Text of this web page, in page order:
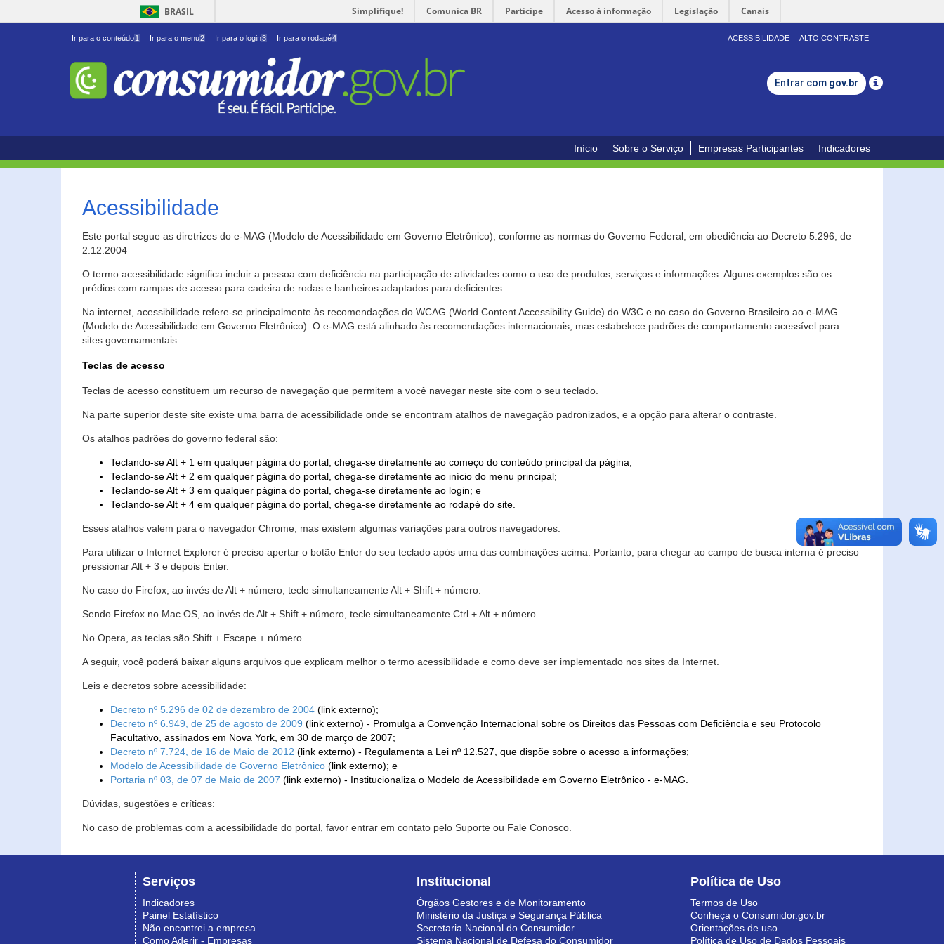
BRASIL Simplifique! Comunica BR Participe Acesso à informação Legislação Canais
Ir para o conteúdo1 Ir para o menu2 Ir para o login3 Ir para o rodapé4 ACESSIBILIDADE ALTO CONTRASTE
Entrar com gov.br
Início Sobre o Serviço Empresas Participantes Indicadores
Acessibilidade
Este portal segue as diretrizes do e-MAG (Modelo de Acessibilidade em Governo Eletrônico), conforme as normas do Governo Federal, em obediência ao Decreto 5.296, de
2.12.2004
O termo acessibilidade significa incluir a pessoa com deficiência na participação de atividades como o uso de produtos, serviços e informações. Alguns exemplos são os
prédios com rampas de acesso para cadeira de rodas e banheiros adaptados para deficientes.
Na internet, acessibilidade refere-se principalmente às recomendações do WCAG (World Content Accessibility Guide) do W3C e no caso do Governo Brasileiro ao e-MAG
(Modelo de Acessibilidade em Governo Eletrônico). O e-MAG está alinhado às recomendações internacionais, mas estabelece padrões de comportamento acessível para
sites governamentais.
Teclas de acesso
Teclas de acesso constituem um recurso de navegação que permitem a você navegar neste site com o seu teclado.
Na parte superior deste site existe uma barra de acessibilidade onde se encontram atalhos de navegação padronizados, e a opção para alterar o contraste.
Os atalhos padrões do governo federal são:
Teclando-se Alt + 1 em qualquer página do portal, chega-se diretamente ao começo do conteúdo principal da página;
Teclando-se Alt + 2 em qualquer página do portal, chega-se diretamente ao início do menu principal;
Teclando-se Alt + 3 em qualquer página do portal, chega-se diretamente ao login; e
Teclando-se Alt + 4 em qualquer página do portal, chega-se diretamente ao rodapé do site.
Esses atalhos valem para o navegador Chrome, mas existem algumas variações para outros navegadores.
Para utilizar o Internet Explorer é preciso apertar o botão Enter do seu teclado após uma das combinações acima. Portanto, para chegar ao campo de busca interna é preciso
pressionar Alt + 3 e depois Enter.
No caso do Firefox, ao invés de Alt + número, tecle simultaneamente Alt + Shift + número.
Sendo Firefox no Mac OS, ao invés de Alt + Shift + número, tecle simultaneamente Ctrl + Alt + número.
No Opera, as teclas são Shift + Escape + número.
A seguir, você poderá baixar alguns arquivos que explicam melhor o termo acessibilidade e como deve ser implementado nos sites da Internet.
Leis e decretos sobre acessibilidade:
Decreto nº 5.296 de 02 de dezembro de 2004 (link externo);
Decreto nº 6.949, de 25 de agosto de 2009 (link externo) - Promulga a Convenção Internacional sobre os Direitos das Pessoas com Deficiência e seu Protocolo
Facultativo, assinados em Nova York, em 30 de março de 2007;
Decreto nº 7.724, de 16 de Maio de 2012 (link externo) - Regulamenta a Lei nº 12.527, que dispõe sobre o acesso a informações;
Modelo de Acessibilidade de Governo Eletrônico (link externo); e
Portaria nº 03, de 07 de Maio de 2007 (link externo) - Institucionaliza o Modelo de Acessibilidade em Governo Eletrônico - e-MAG.
Dúvidas, sugestões e críticas:
No caso de problemas com a acessibilidade do portal, favor entrar em contato pelo Suporte ou Fale Conosco.
Serviços
Indicadores
Painel Estatístico
Não encontrei a empresa
Como Aderir - Empresas
Institucional
Órgãos Gestores e de Monitoramento
Ministério da Justiça e Segurança Pública
Secretaria Nacional do Consumidor
Sistema Nacional de Defesa do Consumidor
Política de Uso
Termos de Uso
Conheça o Consumidor.gov.br
Orientações de uso
Política de Uso de Dados Pessoais